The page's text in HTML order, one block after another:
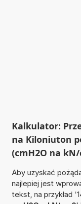
Kalkulator:
na Kiloniuton
(cmH2O na kN/
Aby uzyskać
najlepiej jest
tekst, na przykład